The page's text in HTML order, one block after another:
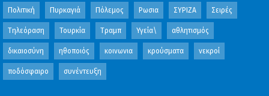
Πολιτική Πυρκαγιά Πόλεμος Ρωσια ΣΥΡΙΖΑ Σειρές
Τηλεόραση Τουρκία Τραμπ Υγεία\ αθλητισμός
δικαιοσύνη ηθοποιός κοινωνια κρούσματα νεκροί
ποδόσφαιρο συνέντευξη